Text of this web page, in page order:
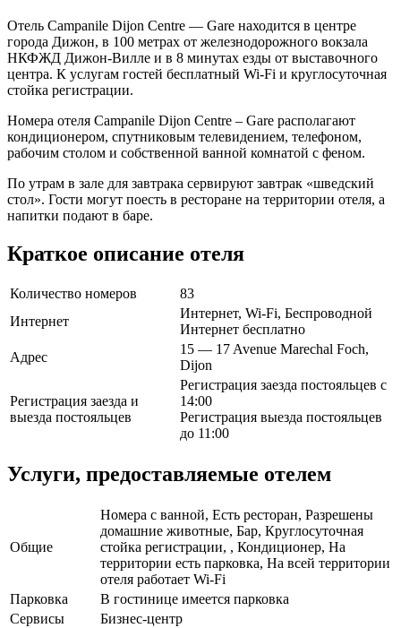
Отель Campanile Dijon Centre — Gare находится в центре
города Дижон, в 100 метрах от железнодорожного вокзала
НКФЖД Дижон-Вилле и в 8 минутах езды от выставочного
центра. К услугам гостей бесплатный Wi-Fi и круглосуточная
стойка регистрации.
Номера отеля Campanile Dijon Centre – Gare располагают
кондиционером, спутниковым телевидением, телефоном,
рабочим столом и собственной ванной комнатой с феном.
По утрам в зале для завтрака сервируют завтрак «шведский
стол». Гости могут поесть в ресторане на территории отеля, а
напитки подают в баре.
Краткое описание отеля
Количество номеров
83
Интернет
Интернет, Wi-Fi, Беспроводной
Интернет бесплатно
Адрес
15 — 17 Avenue Marechal Foch,
Dijon
Регистрация заезда и
выезда постояльцев
Регистрация заезда постояльцев с
14:00
Регистрация выезда постояльцев
до 11:00
Услуги, предоставляемые отелем
Общие
Номера с ванной, Есть ресторан, Разрешены
домашние животные, Бар, Круглосуточная
стойка регистрации, , Кондиционер, На
территории есть парковка, На всей территории
отеля работает Wi-Fi
Парковка
В гостинице имеется парковка
Сервисы
Бизнес-центр